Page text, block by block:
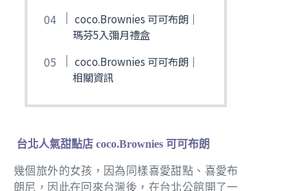
coco.Brownies 可可布朗｜
瑪芬5入彌月禮盒
coco.Brownies 可可布朗｜
相關資訊
台北人氣甜點店 coco.Brownies 可可布朗
幾個旅外的女孩，因為同樣喜愛甜點、喜愛布
朗尼，因此在回來台灣後，在台北公館開了一